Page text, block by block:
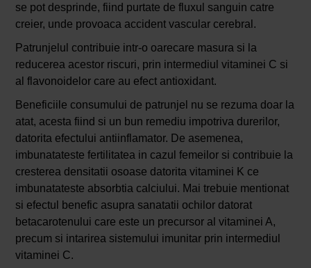
se pot desprinde, fiind purtate de fluxul sanguin catre
creier, unde provoaca accident vascular cerebral.
Patrunjelul contribuie intr-o oarecare masura si la
reducerea acestor riscuri, prin intermediul vitaminei C si
al flavonoidelor care au efect antioxidant.
Beneficiile consumului de patrunjel nu se rezuma doar la
atat, acesta fiind si un bun remediu impotriva durerilor,
datorita efectului antiinflamator. De asemenea,
imbunatateste fertilitatea in cazul femeilor si contribuie la
cresterea densitatii osoase datorita vitaminei K ce
imbunatateste absorbtia calciului. Mai trebuie mentionat
si efectul benefic asupra sanatatii ochilor datorat
betacarotenului care este un precursor al vitaminei A,
precum si intarirea sistemului imunitar prin intermediul
vitaminei C.